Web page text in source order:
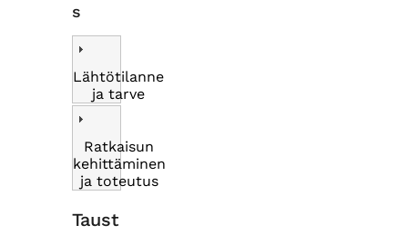
s
Lähtötilanne
ja tarve
Ratkaisun
kehittäminen
ja toteutus
Taust